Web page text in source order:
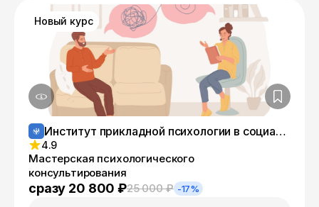
Новый курс
Институт прикладной психологии в социальной сфере
4.9
Мастерская психологического
консультирования
сразу 20 800 ₽25 000 ₽ -17%